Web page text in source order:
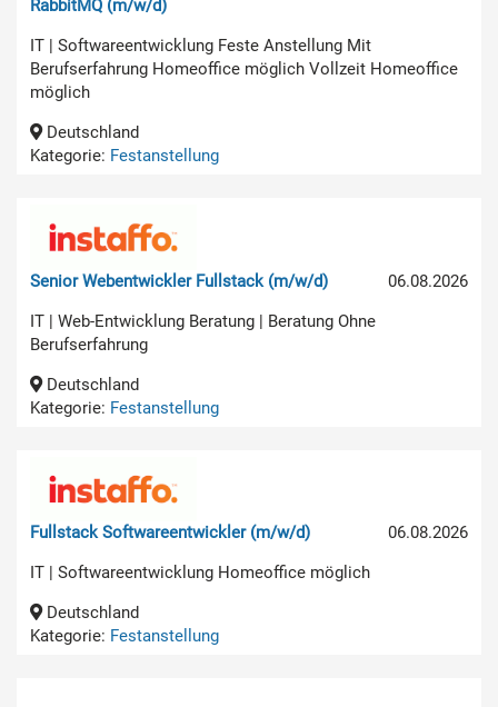
RabbitMQ (m/w/d)
IT | Softwareentwicklung Feste Anstellung Mit
Berufserfahrung Homeoffice möglich Vollzeit Homeoffice
möglich
Deutschland
Kategorie: Festanstellung
06.08.2026
Senior Webentwickler Fullstack (m/w/d)
IT | Web-Entwicklung Beratung | Beratung Ohne
Berufserfahrung
Deutschland
Kategorie: Festanstellung
06.08.2026
Fullstack Softwareentwickler (m/w/d)
IT | Softwareentwicklung Homeoffice möglich
Deutschland
Kategorie: Festanstellung